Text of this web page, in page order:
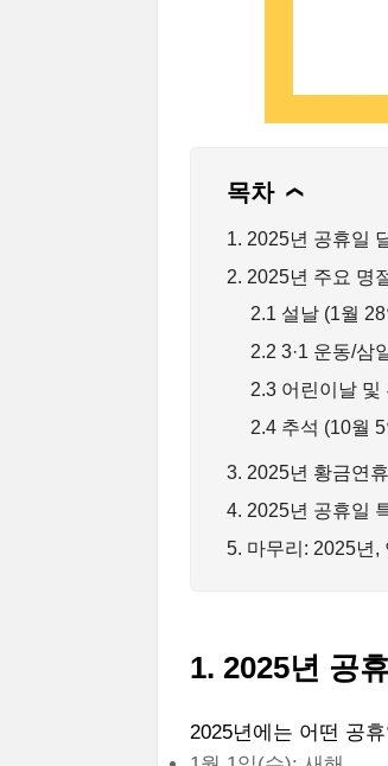
목차 ❯
1. 2025년 공휴일
2. 2025년 주요 명
2.1 설날 (1월
2.2 3·1 운동/삼
2.3 어린이날 및
2.4 추석 (10월
3. 2025년 황금연
4. 2025년 공휴일
5. 마무리: 2025년,
1. 2025년 공
2025년에는 어떤 공